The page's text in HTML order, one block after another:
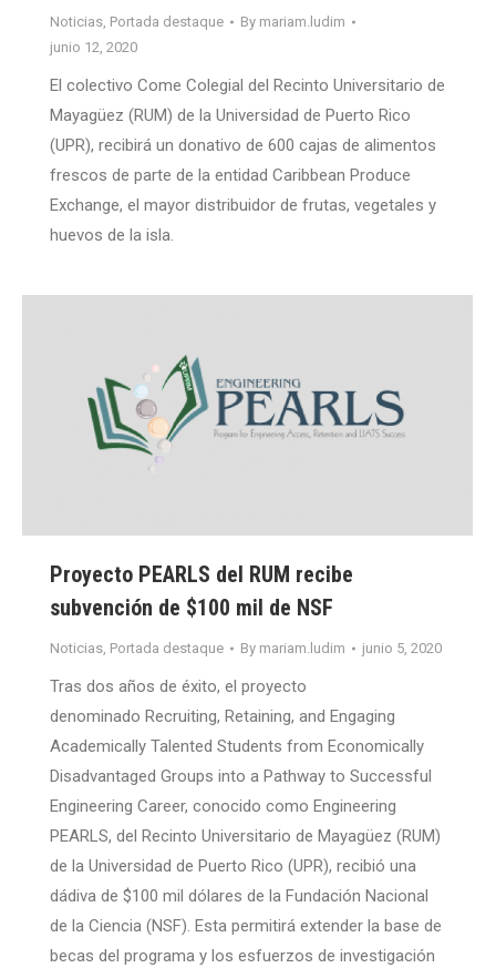
Noticias, Portada destaque By mariam.ludim
junio 12, 2020
El colectivo Come Colegial del Recinto Universitario de
Mayagüez (RUM) de la Universidad de Puerto Rico
(UPR), recibirá un donativo de 600 cajas de alimentos
frescos de parte de la entidad Caribbean Produce
Exchange, el mayor distribuidor de frutas, vegetales y
huevos de la isla.
Proyecto PEARLS del RUM recibe
subvención de $100 mil de NSF
Noticias, Portada destaque By mariam.ludim junio 5, 2020
Tras dos años de éxito, el proyecto
denominado Recruiting, Retaining, and Engaging
Academically Talented Students from Economically
Disadvantaged Groups into a Pathway to Successful
Engineering Career, conocido como Engineering
PEARLS, del Recinto Universitario de Mayagüez (RUM)
de la Universidad de Puerto Rico (UPR), recibió una
dádiva de $100 mil dólares de la Fundación Nacional
de la Ciencia (NSF). Esta permitirá extender la base de
becas del programa y los esfuerzos de investigación